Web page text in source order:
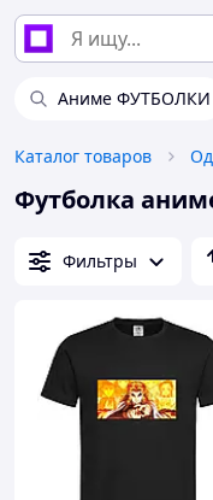
Аниме ФУТБОЛКИ
Каталог товаров
Футболка
Фильтры